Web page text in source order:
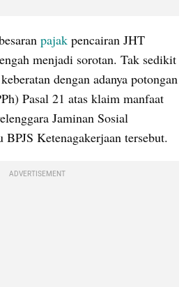
pajak pencairan JHT
menjadi sorotan. Tak sedikit
dengan adanya potongan
Pasal 21 atas klaim manfaat
Jaminan Sosial
BPJS Ketenagakerjaan tersebut.
ADVERTISEMENT